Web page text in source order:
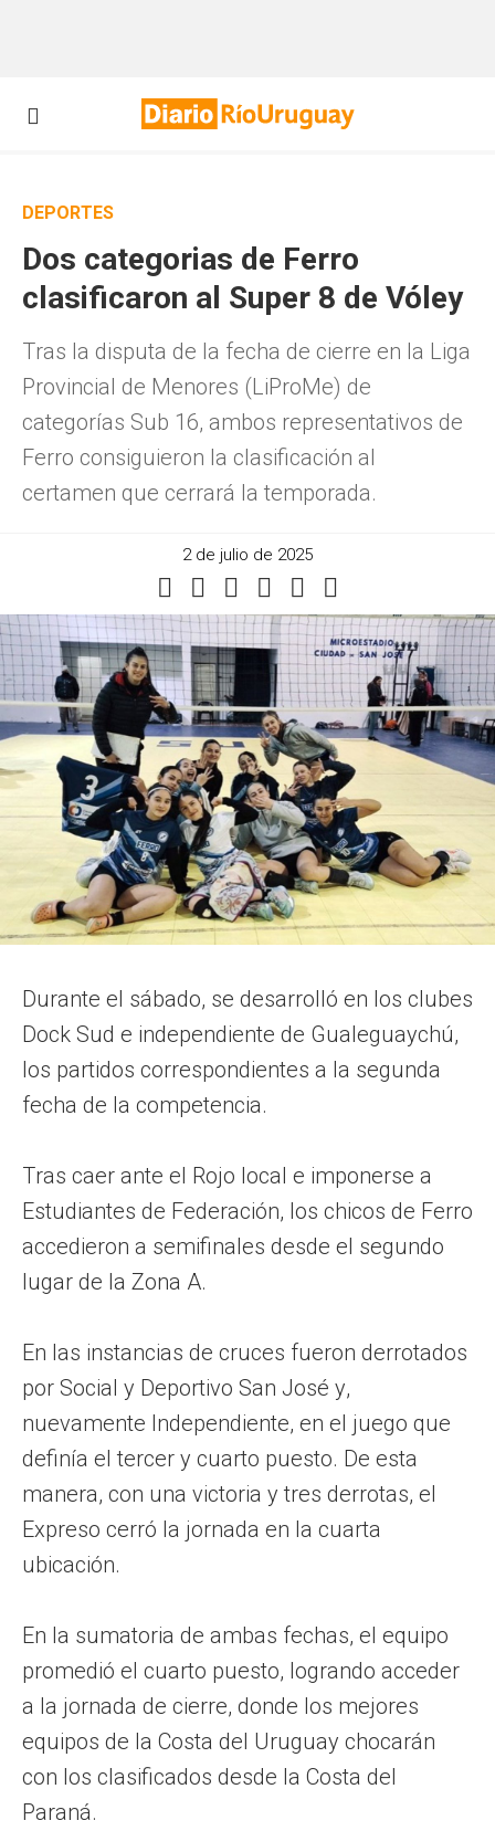
DEPORTES
Dos categorias de Ferro
clasificaron al Super 8 de Vóley
Tras la disputa de la fecha de cierre en la Liga
Provincial de Menores (LiProMe) de
categorías Sub 16, ambos representativos de
Ferro consiguieron la clasificación al
certamen que cerrará la temporada.
2 de julio de 2025
Durante el sábado, se desarrolló en los clubes
Dock Sud e independiente de Gualeguaychú,
los partidos correspondientes a la segunda
fecha de la competencia.
Tras caer ante el Rojo local e imponerse a
Estudiantes de Federación, los chicos de Ferro
accedieron a semifinales desde el segundo
lugar de la Zona A.
En las instancias de cruces fueron derrotados
por Social y Deportivo San José y,
nuevamente Independiente, en el juego que
definía el tercer y cuarto puesto. De esta
manera, con una victoria y tres derrotas, el
Expreso cerró la jornada en la cuarta
ubicación.
En la sumatoria de ambas fechas, el equipo
promedió el cuarto puesto, logrando acceder
a la jornada de cierre, donde los mejores
equipos de la Costa del Uruguay chocarán
con los clasificados desde la Costa del
Paraná.